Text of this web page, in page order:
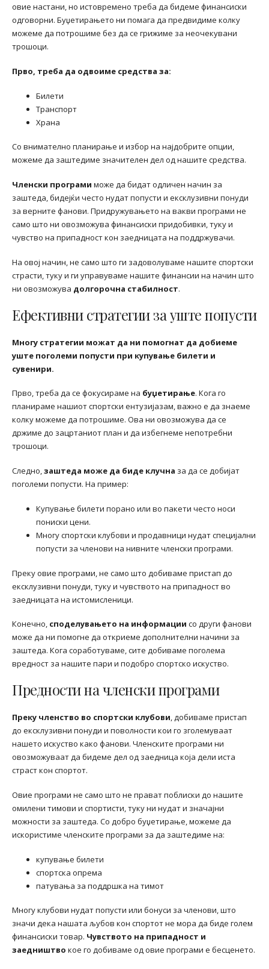
овие настани, но истовремено треба да бидеме финансиски
одговорни. Буџетирањето ни помага да предвидиме колку
можеме да потрошиме без да се грижиме за неочекувани
трошоци.
Прво, треба да одвоиме средства за:
Билети
Транспорт
Храна
Со внимателно планирање и избор на најдобрите опции,
можеме да заштедиме значителен дел од нашите средства.
Членски програми може да бидат одличен начин за
заштеда, бидејќи често нудат попусти и ексклузивни понуди
за верните фанови. Придружувањето на вакви програми не
само што ни овозможува финансиски придобивки, туку и
чувство на припадност кон заедницата на поддржувачи.
На овој начин, не само што ги задоволуваме нашите спортски
страсти, туку и ги управуваме нашите финансии на начин што
ни овозможува долгорочна стабилност.
Ефективни стратегии за уште попусти
Многу стратегии можат да ни помогнат да добиеме
уште поголеми попусти при купување билети и
сувенири.
Прво, треба да се фокусираме на буџетирање. Кога го
планираме нашиот спортски ентузијазам, важно е да знаеме
колку можеме да потрошиме. Ова ни овозможува да се
држиме до зацртаниот план и да избегнеме непотребни
трошоци.
Следно,заштеда може да биде клучна за да се добијат
поголеми попусти. На пример:
Купување билети порано или во пакети често носи
пониски цени.
Многу спортски клубови и продавници нудат специјални
попусти за членови на нивните членски програми.
Преку овие програми, не само што добиваме пристап до
ексклузивни понуди, туку и чувството на припадност во
заедницата на истомисленици.
Конечно, споделувањето на информации со други фанови
може да ни помогне да откриеме дополнителни начини за
заштеда. Кога соработуваме, сите добиваме поголема
вредност за нашите пари и подобро спортско искуство.
Предности на членски програми
Преку членство во спортски клубови, добиваме пристап
до ексклузивни понуди и поволности кои го зголемуваат
нашето искуство како фанови. Членските програми ни
овозможуваат да бидеме дел од заедница која дели иста
страст кон спортот.
Овие програми не само што не прават поблиски до нашите
омилени тимови и спортисти, туку ни нудат и значајни
можности за заштеда. Со добро буџетирање, можеме да
искористиме членските програми за да заштедиме на:
купување билети
спортска опрема
патувања за поддршка на тимот
Многу клубови нудат попусти или бонуси за членови, што
значи дека нашата љубов кон спортот не мора да биде голем
финансиски товар. Чувството на припадност и
заедништво кое го добиваме од овие програми е бесценето.